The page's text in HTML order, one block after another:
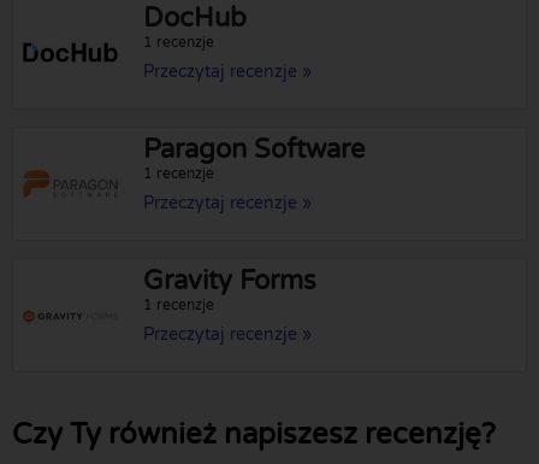
DocHub
1 recenzje
Przeczytaj recenzje »
Paragon Software
1 recenzje
Przeczytaj recenzje »
Gravity Forms
1 recenzje
Przeczytaj recenzje »
Czy Ty również napiszesz recenzję?